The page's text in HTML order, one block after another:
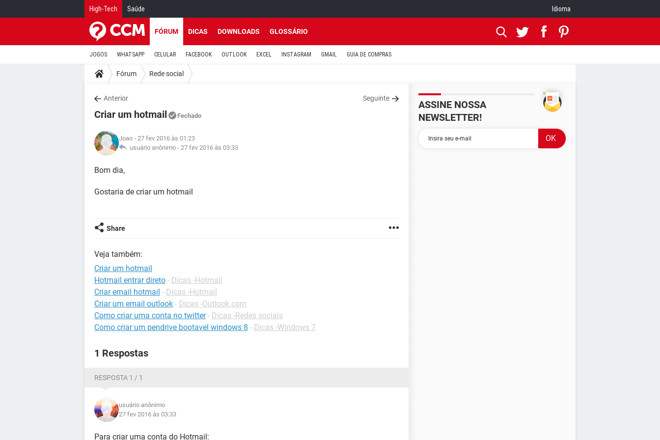
High-Tech Saúde Idioma
FÓRUM DICAS DOWNLOADS GLOSSÁRIO
JOGOS WHATSAPP CELULAR FACEBOOK OUTLOOK EXCEL INSTAGRAM GMAIL GUIA DE COMPRAS
Fórum Rede social
Anterior Seguinte
Criar um hotmail Fechado
Joao - 27 fev 2016 às 01:23
usuário anônimo - 27 fev 2016 às 03:33
Bom dia,
Gostaria de criar um hotmail
Share
Veja também:
Criar um hotmail
Hotmail entrar direto - Dicas -Hotmail
Criar email hotmail - Dicas -Hotmail
Criar um email outlook - Dicas -Outlook.com
Como criar uma conta no twitter - Dicas -Redes sociais
Como criar um pendrive bootavel windows 8 - Dicas -Windows 7
1 Respostas
RESPOSTA 1 / 1
usuário anônimo
27 fev 2016 às 03:33
Para criar uma conta do Hotmail:
ASSINE NOSSA
NEWSLETTER!